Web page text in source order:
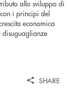
allo sviluppo di
i principi del
economica
disuguaglianze
SHARE